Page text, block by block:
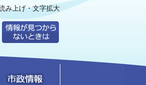
み上げ・文字拡大